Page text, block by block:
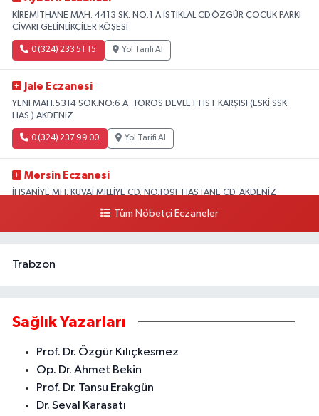
KİREMİTHANE MAH. 4413 SK. NO:1 A İSTİKLAL CD.ÖZGÜR ÇOCUK PARKI
CİVARI GELİNLİKÇİLER KÖŞESİ
0 (324) 233 51 15 Yol Tarifi Al
Jale Eczanesi
YENI MAH.5314 SOK.NO:6 A TOROS DEVLET HST KARŞISI (ESKİ SSK
HAS.) AKDENİZ
0 (324) 237 99 00 Yol Tarifi Al
Mersin Eczanesi
İHSANİYE MH. KUVAİ MİLLİYE CD. NO.109F HASTANE CD. AKDENİZ
Tüm Nöbetçi Eczaneler
Trabzon
Sağlık Yazarları
Prof. Dr. Özgür Kılıçkesmez
Op. Dr. Ahmet Bekin
Prof. Dr. Tansu Erakgün
Dr. Seval Karasatı